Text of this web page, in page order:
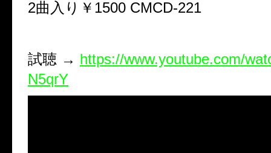
2曲入り￥1500 CMCD-221
試聴 → https://www.youtube.com/
N5qrY